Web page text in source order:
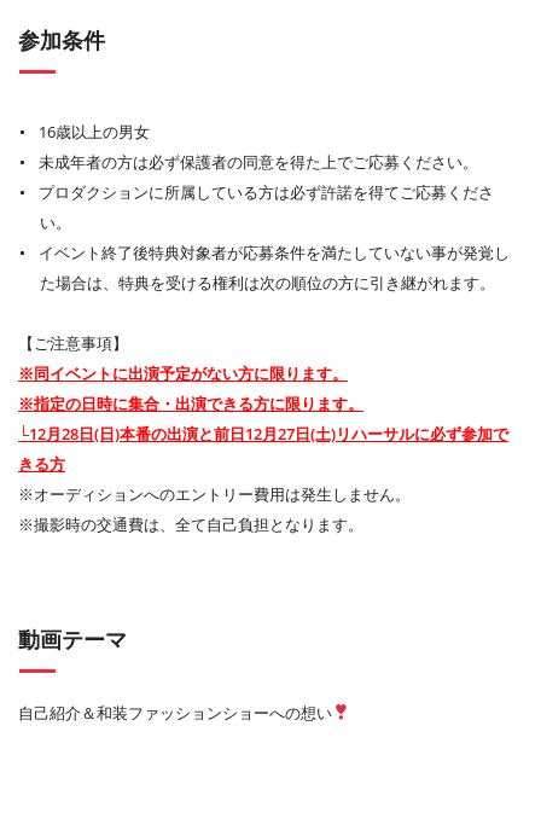
参加条件
16歳以上の男女
未成年者の方は必ず保護者の同意を得た上でご応募ください。
プロダクションに所属している方は必ず許諾を得てご応募くださ
い。
イベント終了後特典対象者が応募条件を満たしていない事が発覚し
た場合は、特典を受ける権利は次の順位の方に引き継がれます。
【ご注意事項】
※同イベントに出演予定がない方に限ります。
※指定の日時に集合・出演できる方に限ります。
└12月28日(日)本番の出演と前日12月27日(土)リハーサルに必ず参加で
きる方
※オーディションへのエントリー費用は発生しません。
※撮影時の交通費は、全て自己負担となります。
動画テーマ
自己紹介＆和装ファッションショーへの想い